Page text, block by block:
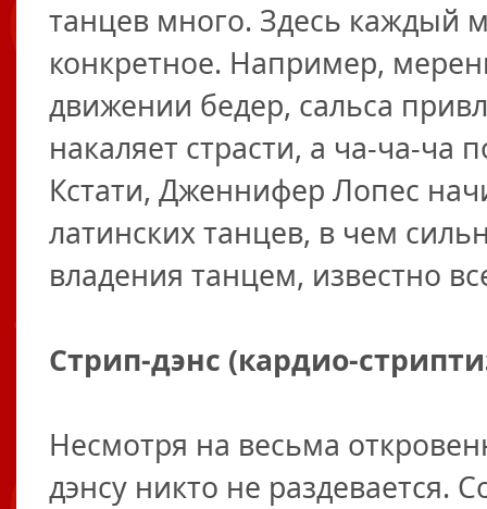
танцев много. Здесь каждый
конкретное. Например,
движении бедер, сальса
накаляет страсти, а ча-ча-ча
Кстати, Дженнифер Лопес
латинских танцев, в чем
владения танцем, известно
Стрип-дэнс (кардио-
Несмотря на весьма
дэнсу никто не раздевается.